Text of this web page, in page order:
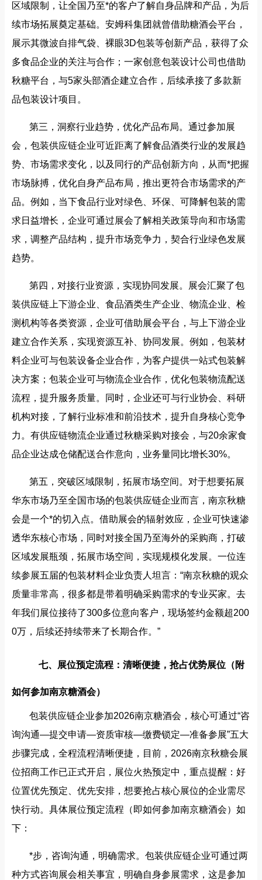
区域限制，让全国乃至*的客户了解自身品牌和产品，为后
续市场拓展奠定基础。安姆科集团就曾借助糖酒会平台，
展示其微波自排气袋、裸眼3D包装等创新产品，获得了众
多食品企业的关注与合作；一家创意包装设计公司也借助
秋糖平台，与5家头部酒企建立合作，后续承接了多款新
品包装设计项目。
第三，洞察行业趋势，优化产品布局。通过参加展
会，包装供应链企业可近距离了解食品酒类行业的发展趋
势、市场需求变化，以及同行的产品创新方向，从而*把握
市场脉搏，优化自身产品布局，推出更符合市场需求的产
品。例如，当下食品行业对绿色、环保、可降解包装的需
求日益增长，企业可通过展会了解相关政策导向和市场需
求，调整产品结构，提升市场竞争力，契合行业绿色发展
趋势。
第四，对接行业资源，实现协同发展。展会汇聚了包
装供应链上下游企业、食品酒类生产企业、物流企业、检
测机构等各类资源，企业可借助展会平台，与上下游企业
建立合作关系，实现资源互补、协同发展。例如，包装材
料企业可与包装设备企业合作，为客户提供一站式包装解
决方案；包装企业可与物流企业合作，优化包装物流配送
流程，提升服务质量。同时，企业还可与行业协会、科研
机构对接，了解行业标准和前沿技术，提升自身核心竞争
力。有供应链物流企业通过秋糖采购对接会，与20余家食
品企业达成仓储配送合作意向，业务量同比增长30%。
第五，突破区域限制，拓展市场空间。对于想要拓展
华东市场乃至全国市场的包装供应链企业而言，南京秋糖
会是一个*的切入点。借助展会的辐射效应，企业可快速渗
透华东核心市场，同时对接全国乃至海外的采购商，打破
区域发展瓶颈，拓展市场空间，实现规模化发展。一位连
续参展五届的包装材料企业负责人坦言：“南京秋糖的观众
质量非常高，很多都是带着明确采购需求的专业买家。去
年我们展位接待了300多位意向客户，现场签约金额超200
0万，后续还持续带来了长期合作。”
七、展位预定流程：清晰便捷，抢占优势展位（附
如何参加南京糖酒会）
包装供应链企业参加2026南京糖酒会，核心可通过“咨
询沟通—提交申请—资质审核—缴费锁定—准备参展”五大
步骤完成，全程流程清晰便捷，目前，2026南京秋糖会展
位招商工作已正式开启，展位火热预定中，重点提醒：好
位置优先预定、优先安排，想要抢占核心展位的企业需尽
快行动。具体展位预定流程（即如何参加南京糖酒会）如
下：
*步，咨询沟通，明确需求。包装供应链企业可通过两
种方式咨询展会相关事宜，明确自身参展需求，这是参加